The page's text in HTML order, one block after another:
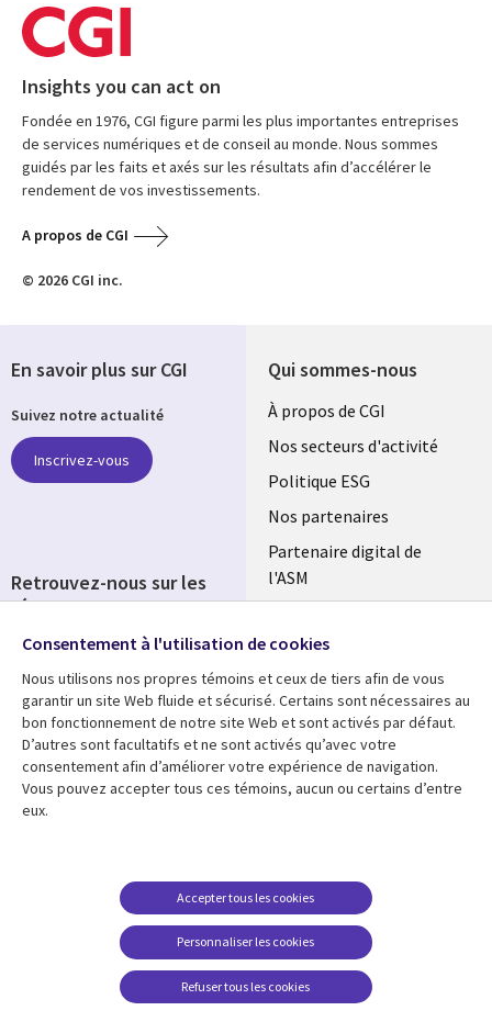
Insights you can act on
Fondée en 1976, CGI figure parmi les plus importantes entreprises
de services numériques et de conseil au monde. Nous sommes
guidés par les faits et axés sur les résultats afin d’accélérer le
rendement de vos investissements.
A propos de CGI
© 2026 CGI inc.
Qui sommes-nous
Useful
links
FRANCE
À propos de CGI
Nos secteurs d'activité
Politique ESG
Nos partenaires
Partenaire digital de
l'ASM
Fusions
Ressources
Library
Links
Articles
Blog
Support
Legal
Accessibilité
conditions juridiques
FAQ Carrières
Centre de gestion des
témoins
En savoir plus sur CGI
Suivez notre actualité
Inscrivez-vous
Retrouvez-nous sur les
réseaux
Social
Media
FRANCE
Consentement à l'utilisation de cookies
Nous utilisons nos propres témoins et ceux de tiers afin de vous
garantir un site Web fluide et sécurisé. Certains sont nécessaires au
bon fonctionnement de notre site Web et sont activés par défaut.
D’autres sont facultatifs et ne sont activés qu’avec votre
consentement afin d’améliorer votre expérience de navigation.
Vous pouvez accepter tous ces témoins, aucun ou certains d’entre
eux.
Personnaliser les cookies
Accepter tous les cookies
Refuser tous les cookies